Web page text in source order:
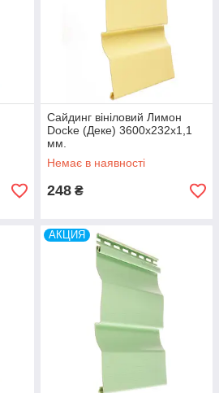
Сайдинг вініловий Лимон
Docke (Деке) 3600х232х1,1
мм.
Немає в наявності
248 ₴
АКЦИЯ